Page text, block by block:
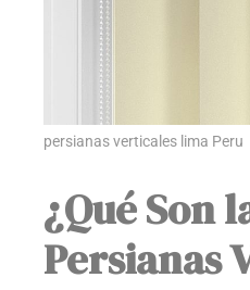
persianas verticales lima Peru
¿Qué Son
Persianas